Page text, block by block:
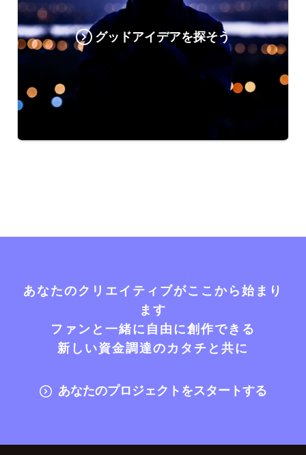
グッドアイデアを探そう
あなたのクリエイティブがここから始まり
ます
ファンと一緒に自由に創作できる
新しい資金調達のカタチと共に
あなたのプロジェクトをスタートする